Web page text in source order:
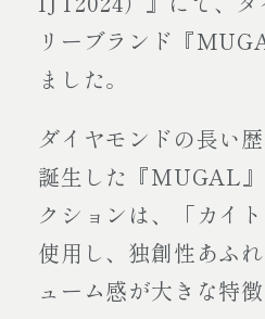
リーブランド『
ました。
ダイヤモンドの長い
誕生した『MUGAL
クションは、「カイ
使用し、独創性あふ
ューム感が大きな特徴